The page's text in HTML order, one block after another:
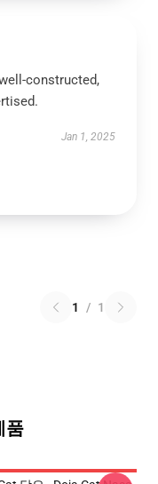
constructed,
Jan 1, 2025
1 / 1
품